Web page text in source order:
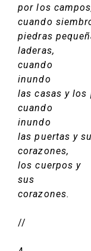
por los
cuando
piedras
laderas,
cuando
inundo
las casas y los
cuando
inundo
las puertas y
corazones,
los cuerpos y
sus
corazones.
//